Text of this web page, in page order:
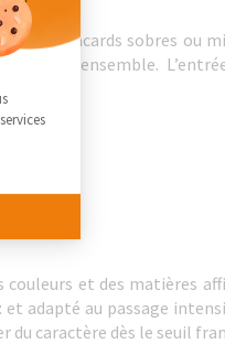
de placards sobres ou
l’ensemble.
couleurs et des matières
et adapté au passage
caractère dès le seuil
: